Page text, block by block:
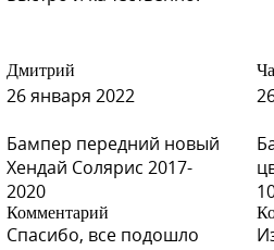
R01 - RED, MALINA (Малина)
R03 - TEMNO VISHNEVAYA
Дмитрий
26 января 2022
Бампер передний новый
Хендай Солярис 2017-
2020
Комментарий
Спасибо, все подошло